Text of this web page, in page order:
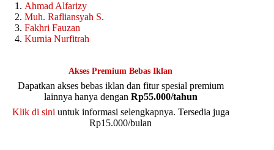
Ahmad Alfarizy
Muh. Rafliansyah S.
Fakhri Fauzan
Kurnia Nurfitrah
Akses Premium Bebas Iklan
Dapatkan akses bebas iklan dan fitur spesial premium
lainnya hanya dengan Rp55.000/tahun
Klik di sini untuk informasi selengkapnya. Tersedia juga
Rp15.000/bulan